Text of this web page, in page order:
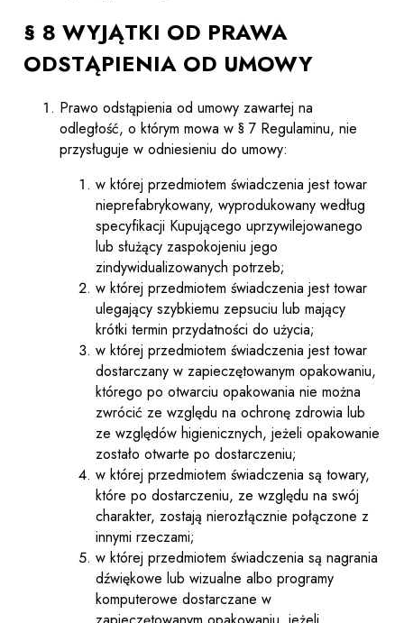
§ 8 WYJĄTKI OD PRAWA
ODSTĄPIENIA OD UMOWY
Prawo odstąpienia od umowy zawartej na
odległość, o którym mowa w § 7 Regulaminu, nie
przysługuje w odniesieniu do umowy:
w której przedmiotem świadczenia jest towar
nieprefabrykowany, wyprodukowany według
specyfikacji Kupującego uprzywilejowanego
lub służący zaspokojeniu jego
zindywidualizowanych potrzeb;
w której przedmiotem świadczenia jest towar
ulegający szybkiemu zepsuciu lub mający
krótki termin przydatności do użycia;
w której przedmiotem świadczenia jest towar
dostarczany w zapieczętowanym opakowaniu,
którego po otwarciu opakowania nie można
zwrócić ze względu na ochronę zdrowia lub
ze względów higienicznych, jeżeli opakowanie
zostało otwarte po dostarczeniu;
w której przedmiotem świadczenia są towary,
które po dostarczeniu, ze względu na swój
charakter, zostają nierozłącznie połączone z
innymi rzeczami;
w której przedmiotem świadczenia są nagrania
dźwiękowe lub wizualne albo programy
komputerowe dostarczane w